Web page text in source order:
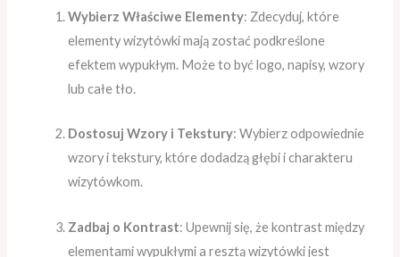
Wybierz Właściwe Elementy: Zdecyduj, które
elementy wizytówki mają zostać podkreślone
efektem wypukłym. Może to być logo, napisy, wzory
lub całe tło.
Dostosuj Wzory i Tekstury: Wybierz odpowiednie
wzory i tekstury, które dodadzą głębi i charakteru
wizytówkom.
Zadbaj o Kontrast: Upewnij się, że kontrast między
elementami wypukłymi a resztą wizytówki jest